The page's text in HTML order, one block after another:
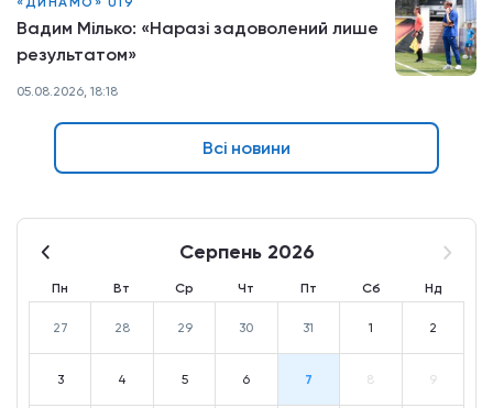
Вадим Мілько: «Наразі задоволений лише
результатом»
05.08.2026, 18:18
Всі новини
Серпень 2026
Пн Вт Ср Чт Пт Сб Нд
27 28 29 30 31 1 2
3 4 5 6 7 8 9